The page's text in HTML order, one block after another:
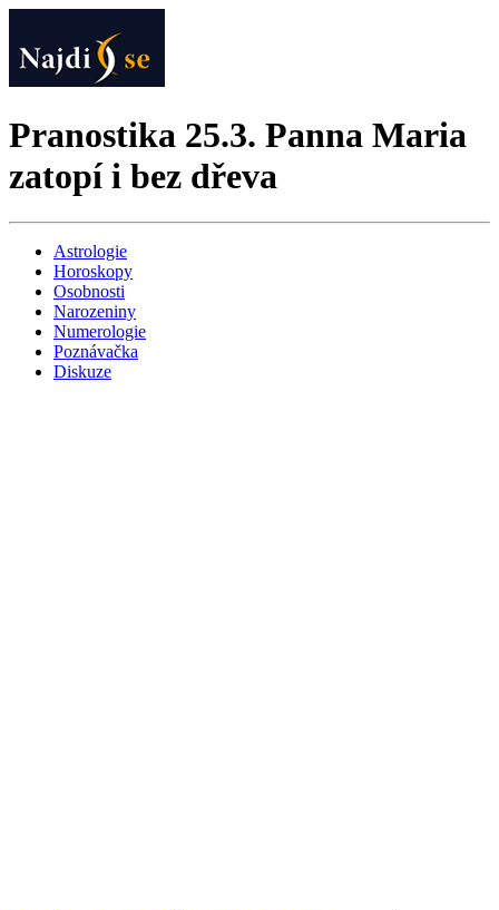
Pranostika 25.3. Panna Maria
zatopí i bez dřeva
Astrologie
Horoskopy
Osobnosti
Narozeniny
Numerologie
Poznávačka
Diskuze